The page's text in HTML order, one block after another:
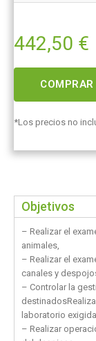
442,50 €
COMPRAR
*Los precios no
Objetivos
– Realizar el
animales,
– Realizar el
canales y
– Controlar la
laboratorio
– Realizar